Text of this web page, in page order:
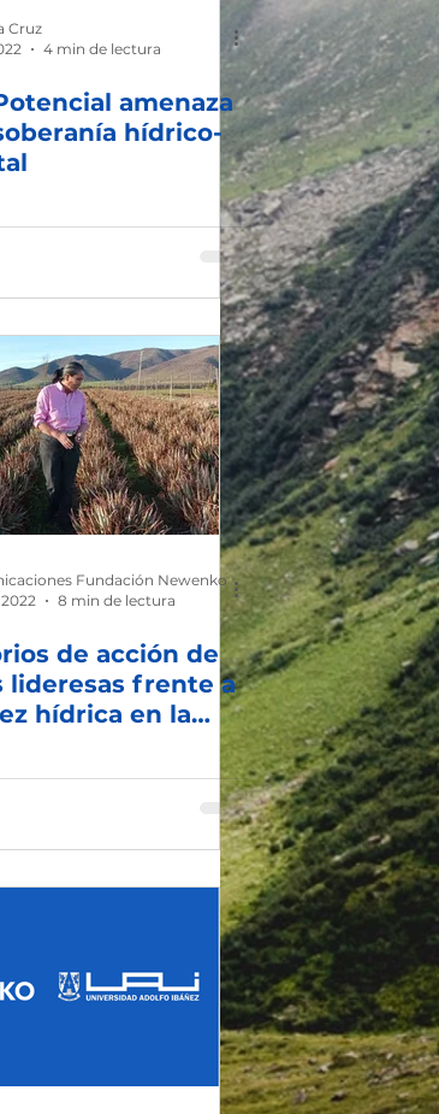
Cruz
4 min de lectura
amenaza
hídrico-
Fundación Newenko
8 min de lectura
de acción de
lideresas frente a
hídrica en la